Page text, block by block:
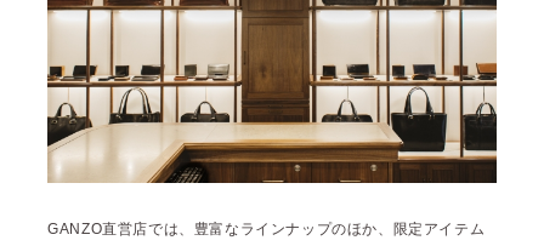
GANZO直営店では、豊富なラインナップのほか、限定アイテム